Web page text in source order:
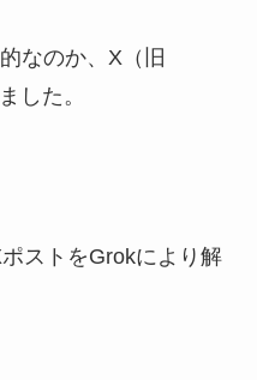
なのか、X（旧
した。
ストをGrokにより解